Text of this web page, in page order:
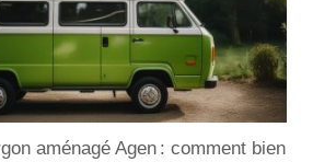
aménagé Agen : comment bien